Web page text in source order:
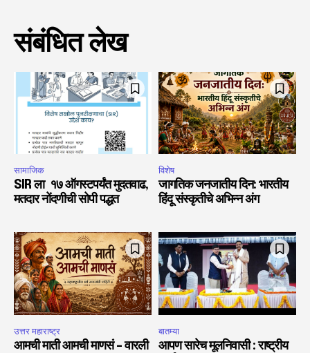
संबंधित लेख
सामाजिक
SIR ला १७ ऑगस्टपर्यंत मुदतवाढ,
मतदार नोंदणीची सोपी पद्धत
विशेष
जागतिक जनजातीय दिन: भारतीय
हिंदू संस्कृतीचे अभिन्न अंग
उत्तर महाराष्ट्र
आमची माती आमची माणसं – वारली
बातम्या
आपण सारेच मूलनिवासी : राष्ट्रीय